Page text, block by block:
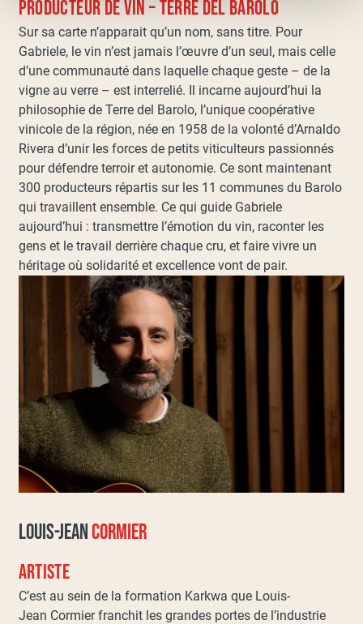
PRODUCTEUR DE VIN – TERRE DEL BAROLO
Sur sa carte n’apparait qu’un nom, sans titre. Pour
Gabriele, le vin n’est jamais l’œuvre d’un seul, mais celle
d’une communauté dans laquelle chaque geste – de la
vigne au verre – est interrelié. Il incarne aujourd’hui la
philosophie de Terre del Barolo, l’unique coopérative
vinicole de la région, née en 1958 de la volonté d’Arnaldo
Rivera d’unir les forces de petits viticulteurs passionnés
pour défendre terroir et autonomie. Ce sont maintenant
300 producteurs répartis sur les 11 communes du Barolo
qui travaillent ensemble. Ce qui guide Gabriele
aujourd’hui : transmettre l’émotion du vin, raconter les
gens et le travail derrière chaque cru, et faire vivre un
héritage où solidarité et excellence vont de pair.
LOUIS-JEANCORMIER
ARTISTE
C’est au sein de la formation Karkwa que Louis-
Jean Cormier franchit les grandes portes de l’industrie